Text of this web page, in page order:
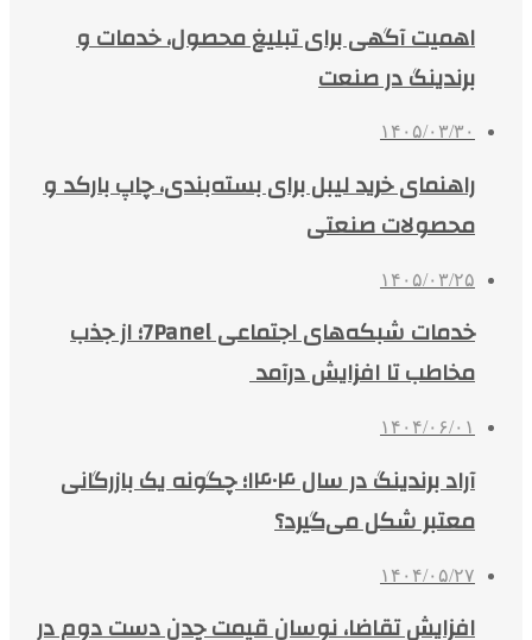
اهمیت آگهی برای تبلیغ محصول، خدمات و
برندینگ در صنعت
۱۴۰۵/۰۳/۳۰
راهنمای خرید لیبل برای بسته‌بندی، چاپ بارکد و
محصولات صنعتی
۱۴۰۵/۰۳/۲۵
خدمات شبکه‌های اجتماعی 7Panel؛ از جذب
مخاطب تا افزایش درآمد
۱۴۰۴/۰۶/۰۱
آراد برندینگ در سال ۱۴۰۴؛ چگونه یک بازرگانی
معتبر شکل می‌گیرد؟
۱۴۰۴/۰۵/۲۷
افزایش تقاضا، نوسان قیمت چدن دست دوم در